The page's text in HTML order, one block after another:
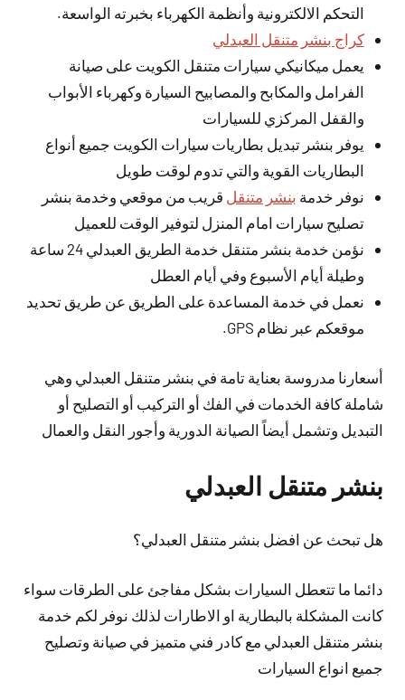
التحكم الالكترونية وأنظمة الكهرباء بخبرته الواسعة.
كراج بنشر متنقل العبدلي
يعمل ميكانيكي سيارات متنقل الكويت على صيانة
الفرامل والمكابح والمصابيح السيارة وكهرباء الأبواب
والقفل المركزي للسيارات
يوفر بنشر تبديل بطاريات سيارات الكويت جميع أنواع
البطاريات القوية والتي تدوم لوقت طويل
نوفر خدمة بنشر متنقل قريب من موقعي وخدمة بنشر
تصليح سيارات امام المنزل لتوفير الوقت للعميل
نؤمن خدمة بنشر متنقل خدمة الطريق العبدلي 24 ساعة
وطيلة أيام الأسبوع وفي أيام العطل
نعمل في خدمة المساعدة على الطريق عن طريق تحديد
موقعكم عبر نظام GPS.
أسعارنا مدروسة بعناية تامة في بنشر متنقل العبدلي وهي
شاملة كافة الخدمات في الفك أو التركيب أو التصليح أو
التبديل وتشمل أيضاً الصيانة الدورية وأجور النقل والعمال
بنشر متنقل العبدلي
هل تبحث عن افضل بنشر متنقل العبدلي؟
دائما ما تتعطل السيارات بشكل مفاجئ على الطرقات سواء
كانت المشكلة بالبطارية او الاطارات لذلك نوفر لكم خدمة
بنشر متنقل العبدلي مع كادر فني متميز في صيانة وتصليح
جميع انواع السيارات